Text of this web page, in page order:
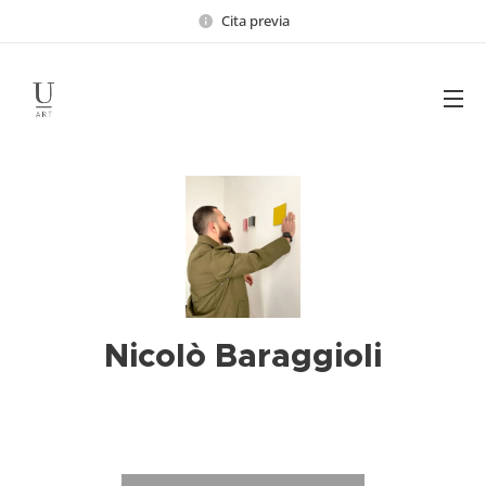
Cita previa
Nicolò Baraggioli